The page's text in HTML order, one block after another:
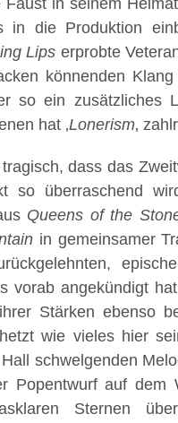
in seinem
in die Produktion
Lips erprobte
könnenden
so ein zusätzliches
hat ‚Lonerism‚
dass das
so überraschend
Queens of the
in gemeinsamer
vorab angekündigt
Stärken ebenso
wie vieles hier
schwelgenden
Popentwurf auf dem
Sternen